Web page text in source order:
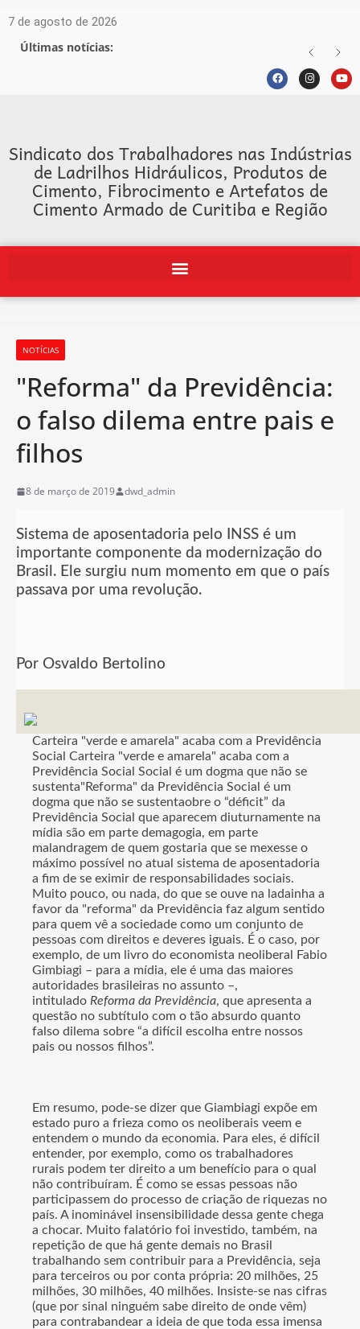
7 de agosto de 2026
Últimas notícias:
Sindicato dos Trabalhadores nas Indústrias
de Ladrilhos Hidráulicos, Produtos de
Cimento, Fibrocimento e Artefatos de
Cimento Armado de Curitiba e Região
NOTÍCIAS
"Reforma" da Previdência:
o falso dilema entre pais e
filhos
8 de março de 2019 dwd_admin
Sistema de aposentadoria pelo INSS é um
importante componente da modernização do
Brasil. Ele surgiu num momento em que o país
passava por uma revolução.
Por Osvaldo Bertolino
Carteira "verde e amarela" acaba com a Previdência
Social Carteira "verde e amarela" acaba com a
Previdência Social Social é um dogma que não se
sustenta"Reforma" da Previdência Social é um
dogma que não se sustentaobre o “déficit” da
Previdência Social que aparecem diuturnamente na
mídia são em parte demagogia, em parte
malandragem de quem gostaria que se mexesse o
máximo possível no atual sistema de aposentadoria
a fim de se eximir de responsabilidades sociais.
Muito pouco, ou nada, do que se ouve na ladainha a
favor da "reforma" da Previdência faz algum sentido
para quem vê a sociedade como um conjunto de
pessoas com direitos e deveres iguais. É o caso, por
exemplo, de um livro do economista neoliberal Fabio
Gimbiagi – para a mídia, ele é uma das maiores
autoridades brasileiras no assunto –,
intitulado Reforma da Previdência, que apresenta a
questão no subtítulo com o tão absurdo quanto
falso dilema sobre “a difícil escolha entre nossos
pais ou nossos filhos”.
Em resumo, pode-se dizer que Giambiagi expõe em
estado puro a frieza como os neoliberais veem e
entendem o mundo da economia. Para eles, é difícil
entender, por exemplo, como os trabalhadores
rurais podem ter direito a um benefício para o qual
não contribuíram. É como se essas pessoas não
participassem do processo de criação de riquezas no
país. A inominável insensibilidade dessa gente chega
a chocar. Muito falatório foi investido, também, na
repetição de que há gente demais no Brasil
trabalhando sem contribuir para a Previdência, seja
para terceiros ou por conta própria: 20 milhões, 25
milhões, 30 milhões, 40 milhões. Insiste-se nas cifras
(que por sinal ninguém sabe direito de onde vêm)
para contrabandear a ideia de que toda essa imensa